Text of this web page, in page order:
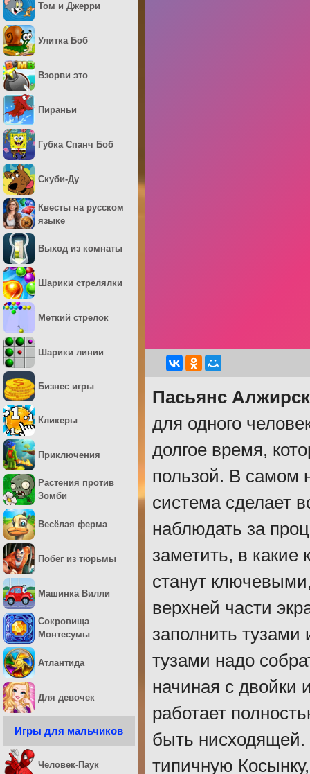
Пасьянс
для одного
долгое время,
пользой. В самом
система сделает
наблюдать за
заметить, в
станут
верхней части
заполнить
тузами надо
начиная с двойки
работает
быть нисходящей.
типичную
Том и Джерри
Улитка Боб
Взорви это
Пираньи
Губка Спанч Боб
Скуби-Ду
Квесты на русском
языке
Выход из комнаты
Шарики стрелялки
Меткий стрелок
Шарики линии
Бизнес игры
Кликеры
Приключения
Растения против
Зомби
Весёлая ферма
Побег из тюрьмы
Машинка Вилли
Сокровища
Монтесумы
Атлантида
Для девочек
Игры для мальчиков
Человек-Паук